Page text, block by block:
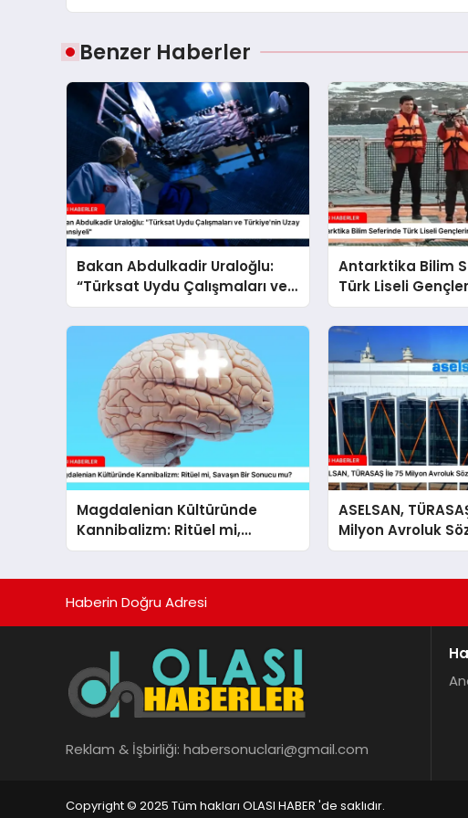
Benzer Haberler
Bakan Abdulkadir Uraloğlu:
“Türksat Uydu Çalışmaları ve
Türkiye’nin Uzay Potansiyeli”
Antarktika Bilim
Türk Liseli
Magdalenian Kültüründe
Kannibalizm: Ritüel mi,
Savaşın Bir Sonucu mu?
ASELSAN,
Milyon Avroluk
İmzaladı
Haberin Doğru Adresi
Reklam & İşbirliği: habersonuclari@gmail.com
Copyright © 2025 Tüm hakları OLASI HABER 'de saklıdır.